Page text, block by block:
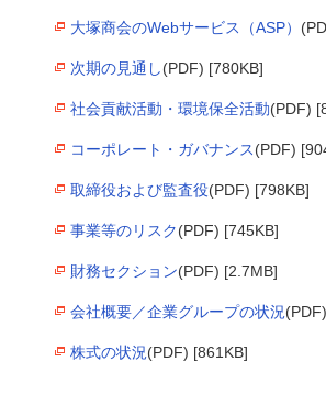
大塚商会のWebサービス（ASP）
次期の見通し(PDF) [780KB]
社会貢献活動・環境保全活動(PDF)
コーポレート・ガバナンス(PDF)
取締役および監査役(PDF) [798KB]
事業等のリスク(PDF) [745KB]
財務セクション(PDF) [2.7MB]
会社概要／企業グループの状況
株式の状況(PDF) [861KB]